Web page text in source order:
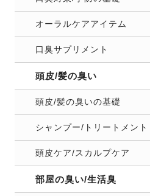
オーラルケアアイテム
口臭サプリメント
頭皮/髪の臭い
頭皮/髪の臭いの基礎
シャンプー/トリートメント
頭皮ケア/スカルプケア
部屋の臭い/生活臭